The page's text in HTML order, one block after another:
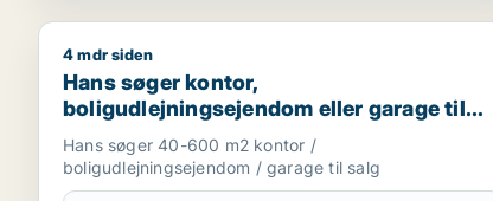
Hans søger kontor, boligudlejningsejendom
4 mdr siden
Hans søger kontor,
boligudlejningsejendom eller garage til
salg i København K, Vesterbro eller
Frederiksberg m.fl.
Hans søger 40-600 m2 kontor /
boligudlejningsejendom / garage til salg